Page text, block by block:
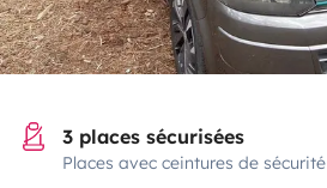
3 places sécurisées
Places avec ceintures de sécurité